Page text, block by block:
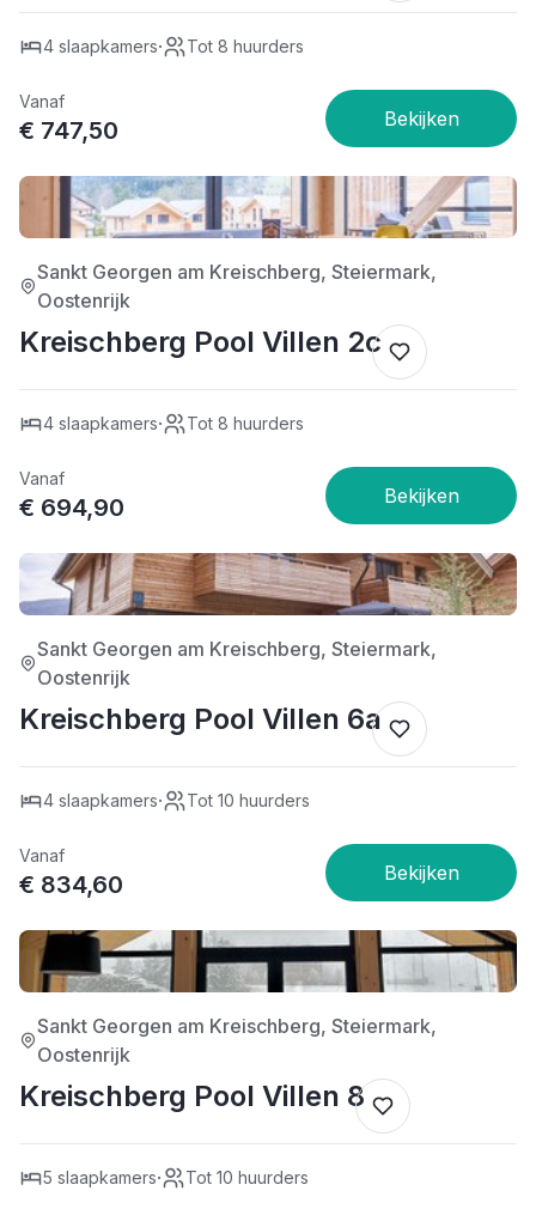
4 slaapkamers· Tot 8 huurders
Vanaf
€ 747,50
4/5
Sankt Georgen am Kreischberg, Steiermark,
Oostenrijk
Kreischberg Pool Villen 2c
4 slaapkamers· Tot 8 huurders
Vanaf
€ 694,90
4/5
Sankt Georgen am Kreischberg, Steiermark,
Oostenrijk
Kreischberg Pool Villen 6a
4 slaapkamers· Tot 10 huurders
Vanaf
€ 834,60
Sankt Georgen am Kreischberg, Steiermark,
Oostenrijk
Kreischberg Pool Villen 8
5 slaapkamers· Tot 10 huurders